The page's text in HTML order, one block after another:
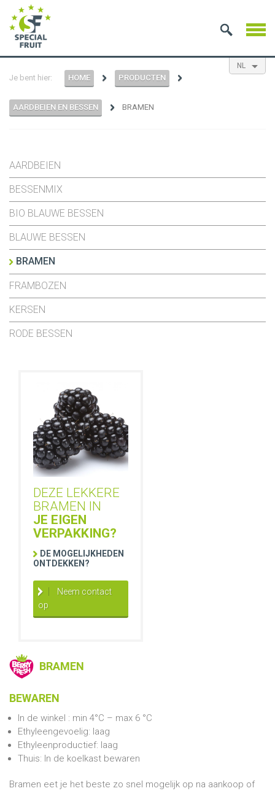
NL
Je bent hier: HOME PRODUCTEN
AARDBEIEN EN BESSEN BRAMEN
AARDBEIEN
BESSENMIX
BIO BLAUWE BESSEN
BLAUWE BESSEN
BRAMEN
FRAMBOZEN
KERSEN
RODE BESSEN
DEZE LEKKERE
BRAMEN IN
JE EIGEN
VERPAKKING?
DE MOGELIJKHEDEN
ONTDEKKEN?
Neem contact
op
BRAMEN
BEWAREN
In de winkel : min 4°C – max 6 °C
Ethyleengevoelig: laag
Ethyleenproductief: laag
Thuis: In de koelkast bewaren
Bramen eet je het beste zo snel mogelijk op na aankoop of